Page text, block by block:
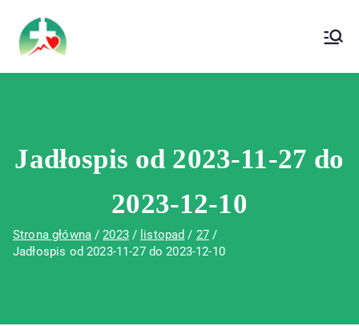
Wojewódzki Szpital Specjalistyczny im.
Św. Rafała w Czerwonej Górze
Jadłospis od 2023-11-27 do
2023-12-10
Strona główna 2023 listopad
27
Jadłospis od 2023-11-27 do 2023-12-10